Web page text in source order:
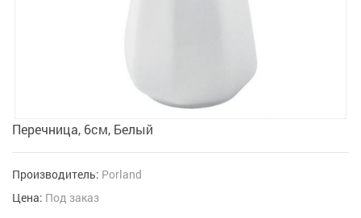
Перечница, 6см, Белый
Производитель: Porland
Цена: Под заказ